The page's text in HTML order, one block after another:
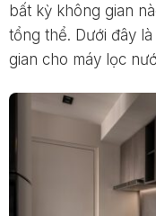
bất kỳ không gian
tổng thể. Dưới đây
gian cho máy lọc